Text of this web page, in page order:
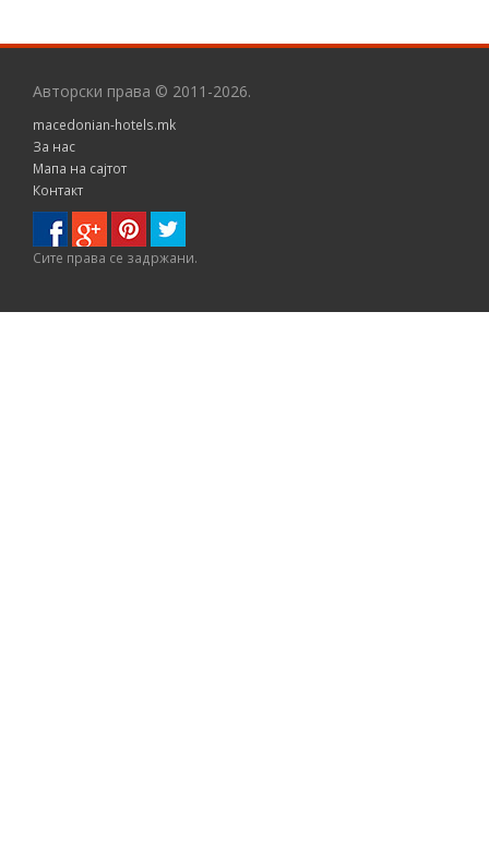
Авторски права © 2011-2026.
macedonian-hotels.mk
За нас
Мапа на сајтот
Контакт
Сите правa се задржани.